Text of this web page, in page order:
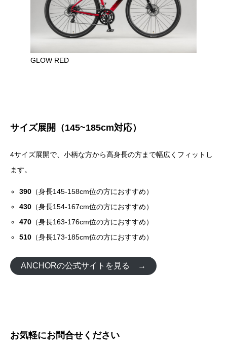
GLOW RED
サイズ展開（145~185cm対応）
4サイズ展開で、小柄な方から高身長の方まで幅広くフィットし
ます。
390 （身長145-158cm位の方におすすめ）
430 （身長154-167cm位の方におすすめ）
470 （身長163-176cm位の方におすすめ）
510 （身長173-185cm位の方におすすめ）
ANCHORの公式サイトを見る →
お気軽にお問合せください